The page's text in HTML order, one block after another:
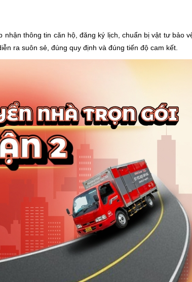
thông tin căn hộ, đăng ký lịch, chuẩn bị vật tư bảo
ra suôn sẻ, đúng quy định và đúng tiến độ cam kết.